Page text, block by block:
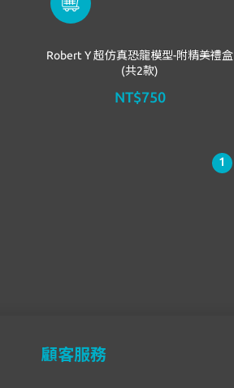
Robert Y 超仿真恐龍模型-附精美禮盒
(共2款)
NT$750
1
顧客服務